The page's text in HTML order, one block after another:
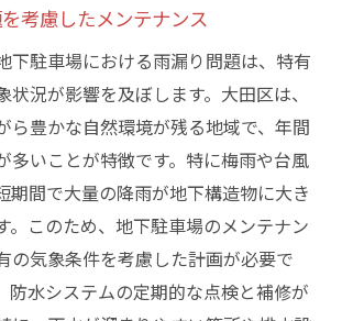
考慮したメンテナンス
下駐車場における雨漏り問題は、特有
状況が影響を及ぼします。大田区は、
ら豊かな自然環境が残る地域で、年間
多いことが特徴です。特に梅雨や台風
期間で大量の降雨が地下構造物に大き
。このため、地下駐車場のメンテナン
の気象条件を考慮した計画が必要で
防水システムの定期的な点検と補修が